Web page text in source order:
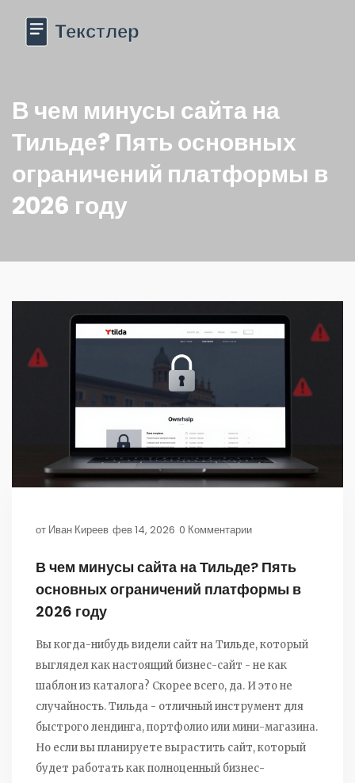
В чем минусы сайта на
Тильде? Пять основных
ограничений платформы в
2026 году
от Иван Киреев фев 14, 2026 0 Комментарии
В чем минусы сайта на Тильде? Пять
основных ограничений платформы в
2026 году
Вы когда-нибудь видели сайт на Тильде, который
выглядел как настоящий бизнес-сайт - не как
шаблон из каталога? Скорее всего, да. И это не
случайность. Тильда - отличный инструмент для
быстрого лендинга, портфолио или мини-магазина.
Но если вы планируете вырастить сайт, который
будет работать как полноценный бизнес-